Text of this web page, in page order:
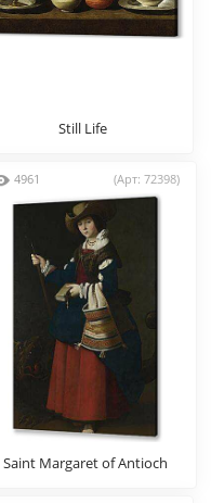
Still Life
4961 (Арт: 72398)
Saint Margaret of Antioch